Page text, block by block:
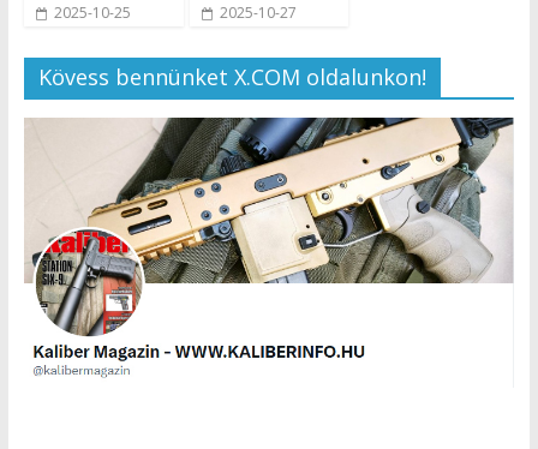
2025-10-25 2025-10-27
Kövess bennünket X.COM oldalunkon!